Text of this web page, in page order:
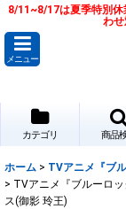
8/11~8/17は夏季特別休
わせ
メニュー
カテゴリ 商品
ホーム > TVアニメ『ブ
> TVアニメ『ブルーロッ
ス(御影 玲王)